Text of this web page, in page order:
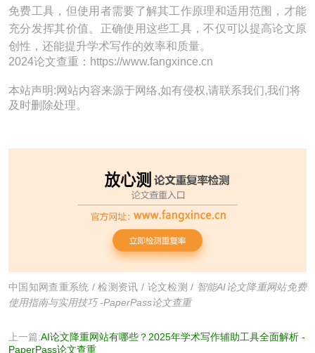
免费工具，但使用者需要了解其工作原理和适用范围，才能
充分发挥其价值。正确使用这些工具，不仅可以提高论文原
创性，还能提升学术写作的效率和质量。
2024论文查重：https://www.fangxince.cn
本站声明:网站内容来源于网络,如有侵权,请联系我们,我们将
及时删除处理。
中国知网查重系统 /检测资讯 / 论文检测 / 智能AI论文降重网站免费
使用指南与实用技巧 -PaperPass论文查重
上一篇:AI论文降重网站有哪些？2025年学术写作辅助工具全面解析 -
PaperPass论文查重